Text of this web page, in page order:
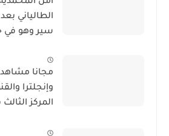
الطالياني
سير وهو في
مجانا
وإنجلترا
المركز